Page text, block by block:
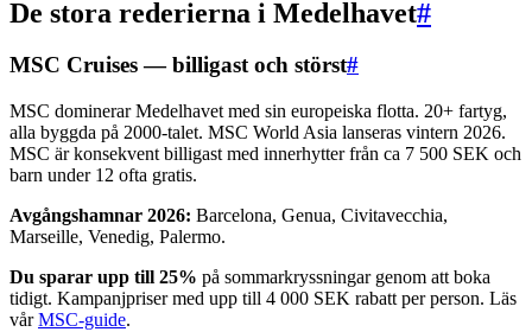
De stora rederierna i Medelhavet#
MSC Cruises — billigast och störst#
MSC dominerar Medelhavet med sin europeiska flotta. 20+ fartyg,
alla byggda på 2000-talet. MSC World Asia lanseras vintern 2026.
MSC är konsekvent billigast med innerhytter från ca 7 500 SEK och
barn under 12 ofta gratis.
Avgångshamnar 2026: Barcelona, Genua, Civitavecchia,
Marseille, Venedig, Palermo.
Du sparar upp till 25% på sommarkryssningar genom att boka
tidigt. Kampanjpriser med upp till 4 000 SEK rabatt per person. Läs
vårMSC-guide.